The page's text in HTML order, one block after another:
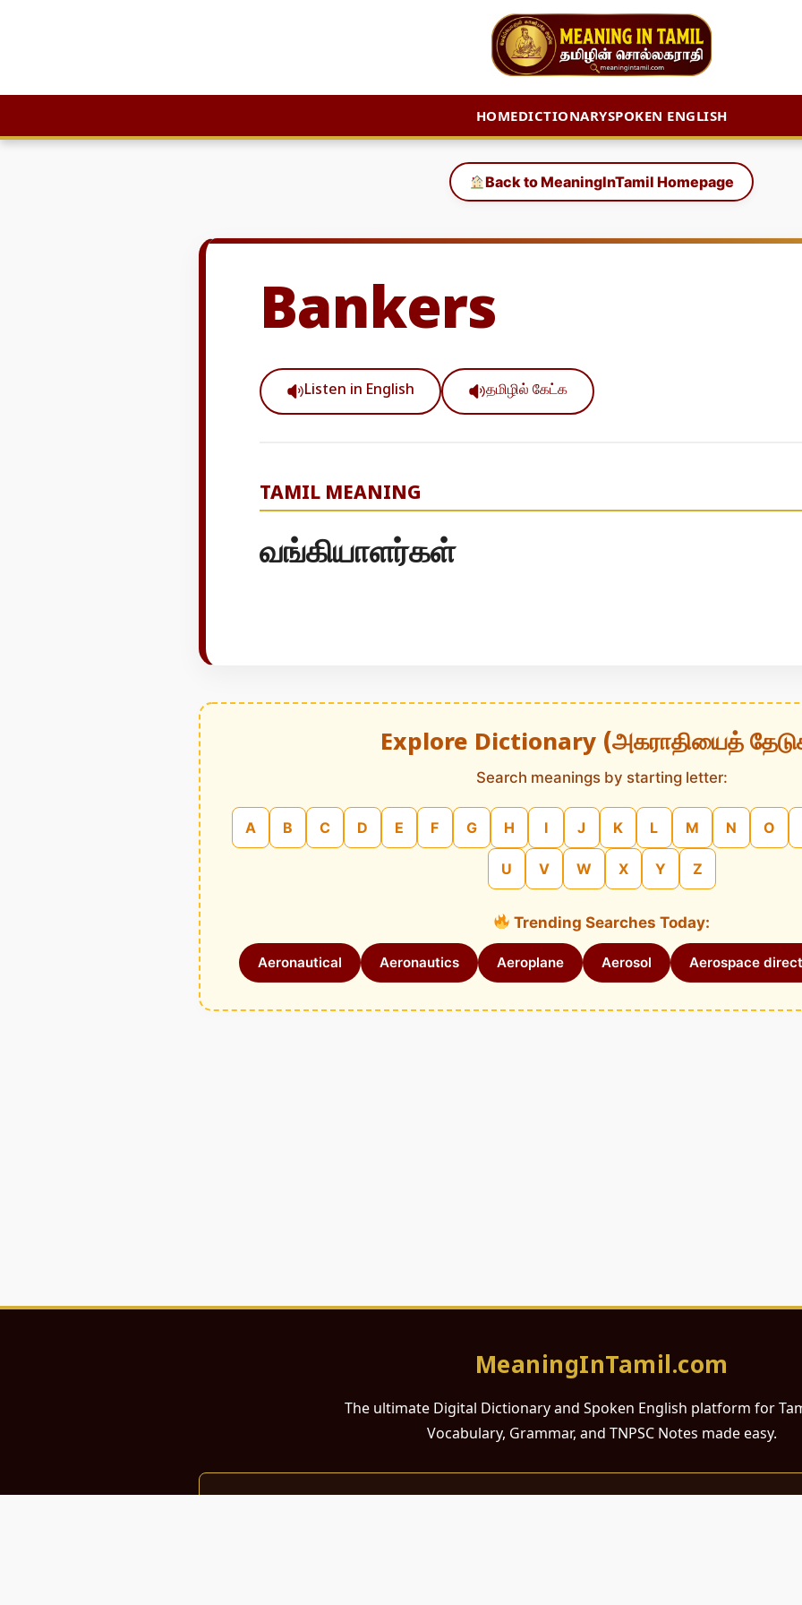
HOMEDICTIONARYSPOKEN ENGLISH
Back to MeaningInTamil Homepage
Bankers
Listen in English தமிழில் கேட்க
TAMIL MEANING
வங்கியாளர்கள்
Explore Dictionary (அகராதியைத்
Search meanings by starting letter:
A B C D E F G H I J K L M N O
U V W X Y Z
Trending Searches Today:
Aeronautical Aeronautics Aeroplane Aerosol Aerospace
MeaningInTamil.com
The ultimate Digital Dictionary and Spoken English platform for
Vocabulary, Grammar, and TNPSC Notes made easy.